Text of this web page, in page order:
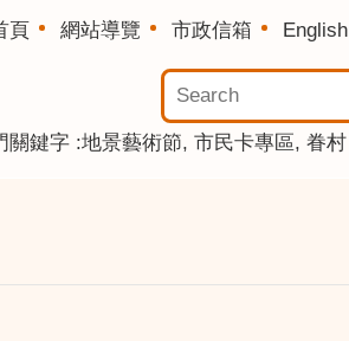
頁 網站導覽 市政信箱 English
關鍵字 地景藝術節 市民卡專區 眷村